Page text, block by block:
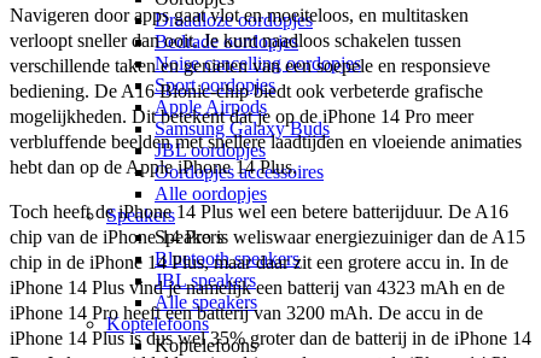
Draadloze oordopjes
Bedrade oordopjes
Noise cancelling oordopjes
Sport oordopjes
Apple Airpods
Samsung Galaxy Buds
JBL oordopjes
Oordopjes accessoires
Alle oordopjes
Speakers
Speakers
Bluetooth speakers
JBL speakers
Alle speakers
Koptelefoons
Koptelefoons
Navigeren door apps gaat vlot en moeiteloos, en multitasken
verloopt sneller dan ooit. Je kunt naadloos schakelen tussen
verschillende taken en genieten van een soepele en responsieve
bediening. De A16 Bionic-chip biedt ook verbeterde grafische
mogelijkheden. Dit betekent dat je op de iPhone 14 Pro meer
verbluffende beelden met snellere laadtijden en vloeiende animaties
hebt dan op de Apple iPhone 14 Plus.
Toch heeft de iPhone 14 Plus wel een betere batterijduur. De A16
chip van de iPhone 14 Pro is weliswaar energiezuiniger dan de A15
chip in de iPhone 14 Plus, maar daar zit een grotere accu in. In de
iPhone 14 Plus vind je namelijk een batterij van 4323 mAh en de
iPhone 14 Pro heeft een batterij van 3200 mAh. De accu in de
iPhone 14 Plus is dus wel 35% groter dan de batterij in de iPhone 14